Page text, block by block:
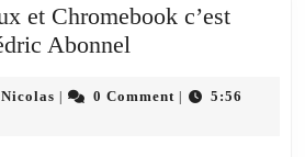
et Chromebook c’est
Abonnel
Linux
NicolasNicolas
| 0 Comment |
5:56